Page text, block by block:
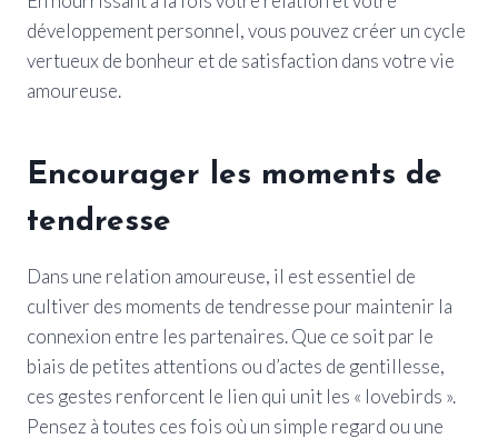
développement personnel, vous pouvez créer un cycle
vertueux de bonheur et de satisfaction dans votre vie
amoureuse.
Encourager les moments de
tendresse
Dans une relation amoureuse, il est essentiel de
cultiver des moments de tendresse pour maintenir la
connexion entre les partenaires. Que ce soit par le
biais de petites attentions ou d’actes de gentillesse,
ces gestes renforcent le lien qui unit les « lovebirds ».
Pensez à toutes ces fois où un simple regard ou une